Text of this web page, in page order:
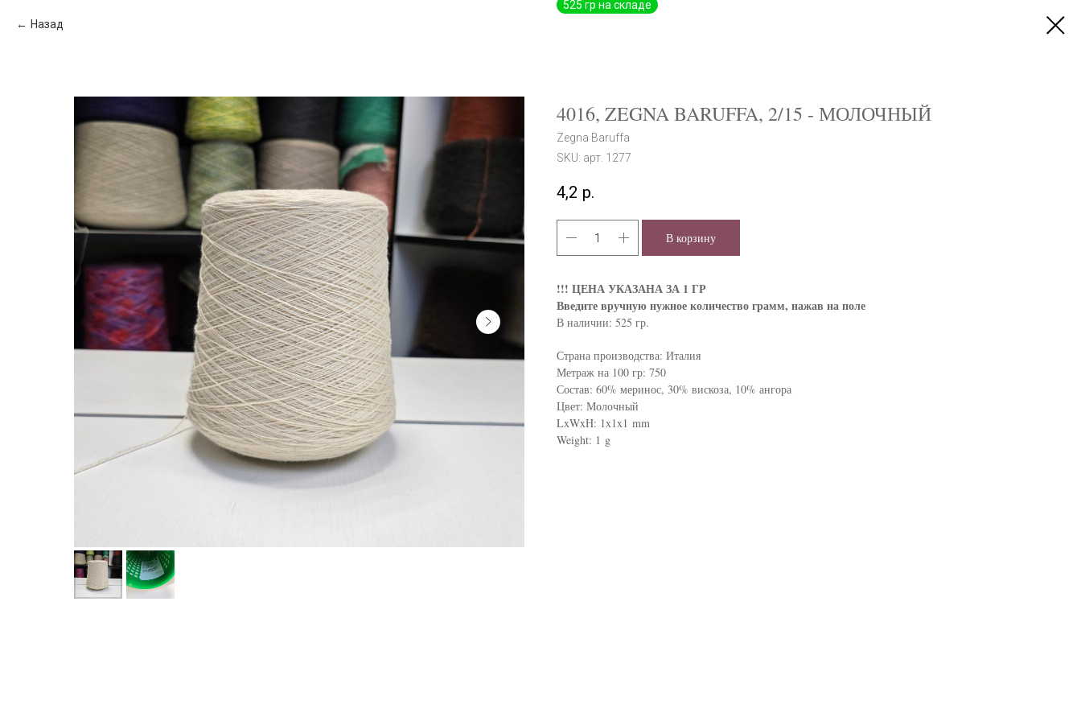
Назад
4016, ZEGNA BARUFFA, 2/15 - МОЛОЧНЫЙ
Zegna Baruffa
SKU: арт. 1277
4,2 р.
В корзину
!!! ЦЕНА УКАЗАНА ЗА 1 ГР
Введите вручную нужное количество грамм, нажав на поле
В наличии: 525 гр.
Страна производства: Италия
Метраж на 100 гр: 750
Состав: 60% меринос, 30% вискоза, 10% ангора
Цвет: Молочный
LxWxH: 1x1x1 mm
Weight: 1 g